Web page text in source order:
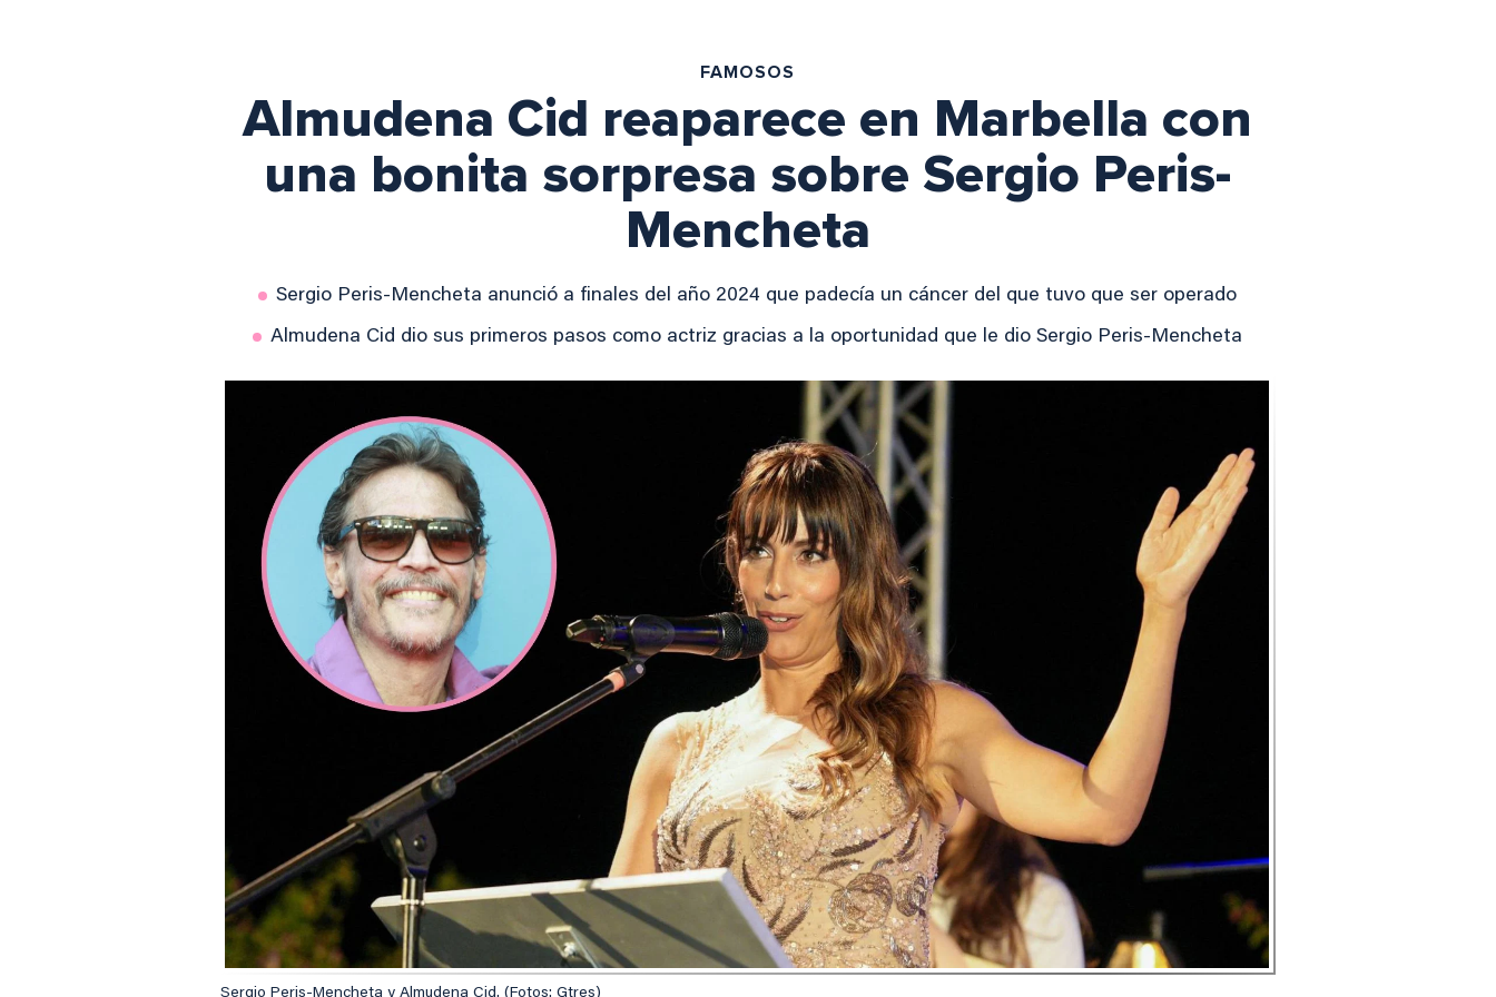
FAMOSOS
Almudena Cid reaparece en Marbella con
una bonita sorpresa sobre Sergio Peris-
Mencheta
Sergio Peris-Mencheta anunció a finales del año 2024 que padecía un cáncer del que tuvo que ser operado
Almudena Cid dio sus primeros pasos como actriz gracias a la oportunidad que le dio Sergio Peris-Mencheta
Sergio Peris-Mencheta y Almudena Cid. (Fotos: Gtres)